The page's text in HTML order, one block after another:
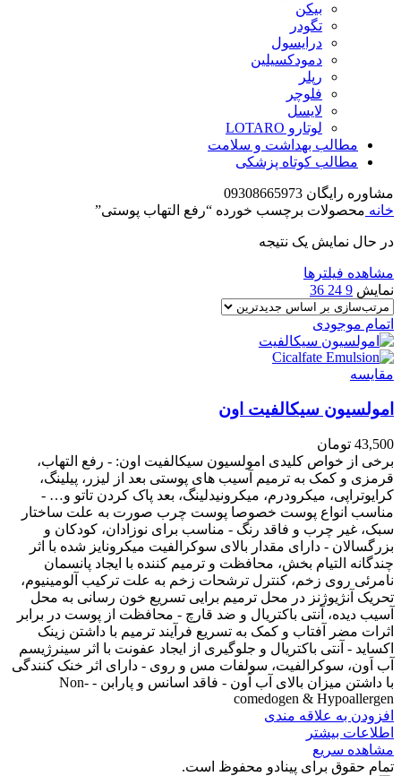
بیکن
تگودر
درایسول
دمودکسیلین
رپلر
فلوچر
لایسل
لوتارو LOTARO
مطالب بهداشت و سلامت
مطالب کوتاه پزشکی
مشاوره رایگان 09308665973
خانه محصولات برچسب خورده “رفع التهاب پوستی”
در حال نمایش یک نتیجه
مشاهده فیلترها
نمایش 9
24
36
اتمام موجودی
مقایسه
امولسیون سیکالفیت اون
43,500 تومان
برخی از خواص کلیدی امولسیون سیکالفیت اون: - رفع التهاب،
قرمزی و کمک به ترمیم آسیب های پوستی بعد از لیزر، پیلینگ،
کرایوتراپی، میکرودرم، میکرونیدلینگ، بعد پاک کردن تاتو و… -
مناسب انواع پوست خصوصا پوست چرب صورت به علت ساختار
سبک، غیر چرب و فاقد رنگ - مناسب برای نوزادان، کودکان و
بزرگسالان - دارای مقدار بالای سوکرالفیت میکرونایز شده با اثر
چندگانه التیام بخش، محافظت و ترمیم کننده با ایجاد پانسمان
نامرئی روی زخم، کنترل ترشحات زخم به علت ترکیب آلومینیوم،
تحریک آنژیوژنز در محل ترمیم برایی تسریع خون رسانی به محل
آسیب دیده، آنتی باکتریال و ضد قارچ - محافظت از پوست در برابر
اثرات مضر آفتاب و کمک به تسریع فرآیند ترمیم با داشتن زینک
اکساید - آنتی باکتریال و جلوگیری از ایجاد عفونت با اثر سینرژیسم
آب اَون، سوکرالفیت، سولفات مس و روی - دارای اثر خنک کنندگی
با داشتن میزان بالای آب اَون - فاقد اسانس و پارابن - Non-
comedogen & Hypoallergen
افزودن به علاقه مندی
اطلاعات بیشتر
مشاهده سریع
تمام حقوق برای پینادو محفوظ است.